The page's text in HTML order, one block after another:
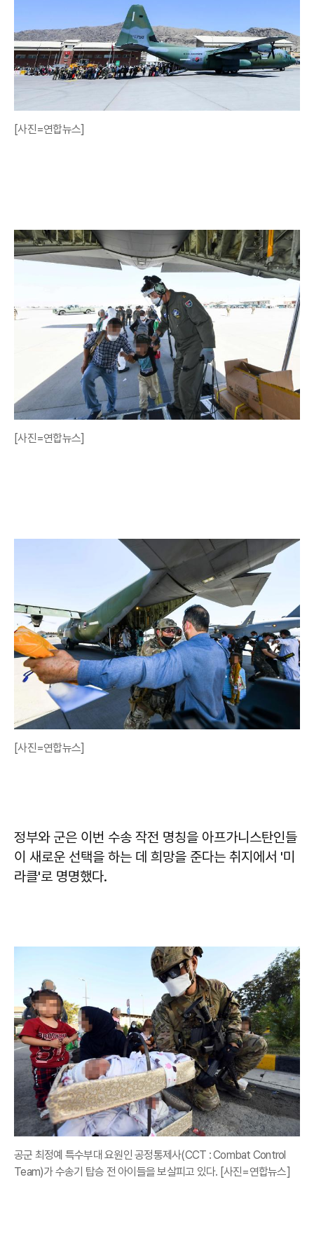
[사진=연합뉴스]
[사진=연합뉴스]
[사진=연합뉴스]
정부와 군은 이번 수송 작전 명칭을 아프가니스탄인들
이 새로운 선택을 하는 데 희망을 준다는 취지에서 '미
라클'로 명명했다.
공군 최정예 특수부대 요원인 공정통제사(CCT : Combat Control
Team)가 수송기 탑승 전 아이들을 보살피고 있다. [사진=연합뉴스]